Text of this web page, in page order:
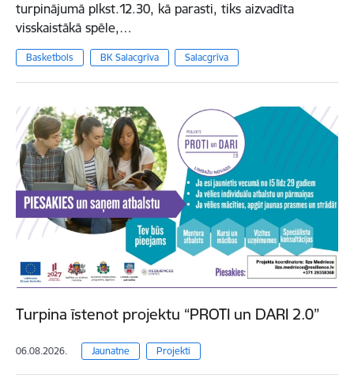
turpinājumā plkst.12.30, kā parasti, tiks aizvadīta
visskaistākā spēle,…
Basketbols BK Salacgrīva Salacgrīva
Turpina īstenot projektu “PROTI un DARI 2.0”
06.08.2026. Jaunatne Projekti